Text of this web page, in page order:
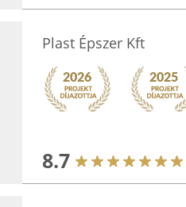
Plast Épszer Kft
8.7